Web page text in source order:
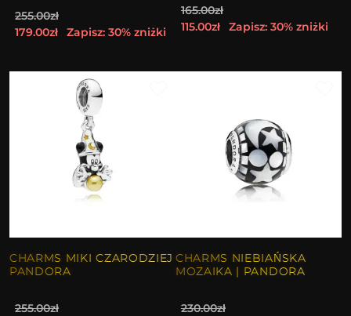
255.00zł
179.00zł
Zapisz: 30% zniżki
165.00zł
115.00zł
Zapisz: 30% zniżki
CHARMS MIKI CZARODZIEJ
PANDORA
255.00zł
CHARMS NIEBIAŃSKA
MOZAIKA | PANDORA
230.00zł